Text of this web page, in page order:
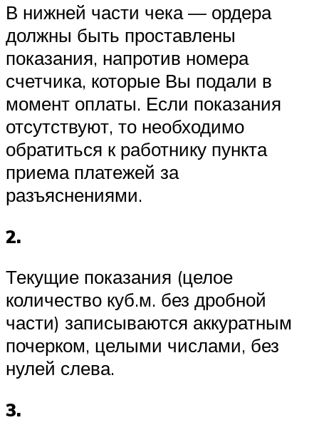
В нижней части чека — ордера
должны быть проставлены
показания, напротив номера
счетчика, которые Вы подали в
момент оплаты. Если показания
отсутствуют, то необходимо
обратиться к работнику пункта
приема платежей за
разъяснениями.
2.
Текущие показания (целое
количество куб.м. без дробной
части) записываются аккуратным
почерком, целыми числами, без
нулей слева.
3.